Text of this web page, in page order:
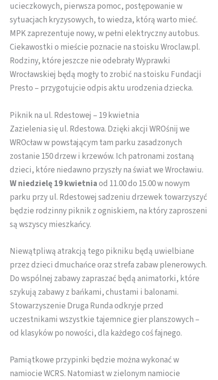
ucieczkowych, pierwsza pomoc, postępowanie w
sytuacjach kryzysowych, to wiedza, którą warto mieć.
MPK zaprezentuje nowy, w pełni elektryczny autobus.
Ciekawostki o mieście poznacie na stoisku Wroclaw.pl.
Rodziny, które jeszcze nie odebrały Wyprawki
Wrocławskiej będą mogły to zrobić na stoisku Fundacji
Presto – przygotujcie odpis aktu urodzenia dziecka.
Piknik na ul. Rdestowej – 19 kwietnia
Zazielenia się ul. Rdestowa. Dzięki akcji WROśnij we
WROcław w powstającym tam parku zasadzonych
zostanie 150 drzew i krzewów. Ich patronami zostaną
dzieci, które niedawno przyszły na świat we Wrocławiu.
W niedzielę 19 kwietniaod 11.00 do 15.00 w nowym
parku przy ul. Rdestowej sadzeniu drzewek towarzyszyć
będzie rodzinny piknik z ogniskiem, na który zaproszeni
są wszyscy mieszkańcy.
Niewątpliwą atrakcją tego pikniku będą uwielbiane
przez dzieci dmuchańce oraz strefa zabaw plenerowych.
Do wspólnej zabawy zapraszać będą animatorki, które
szykują zabawy z bańkami, chustami i balonami.
Stowarzyszenie Druga Runda odkryje przed
uczestnikami wszystkie tajemnice gier planszowych –
od klasyków po nowości, dla każdego coś fajnego.
Pamiątkowe przypinki będzie można wykonać w
namiocie WCRS. Natomiast w zielonym namiocie